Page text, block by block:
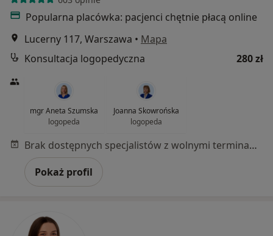
Popularna placówka: pacjenci chętnie płacą online
Lucerny 117, Warszawa • Mapa
Konsultacja logopedyczna
280 zł
mgr Aneta Szumska
logopeda
Joanna Skowrońska
logopeda
Brak dostępnych specjalistów z wolnymi terminami w tym centrum medycznym.
Pokaż profil